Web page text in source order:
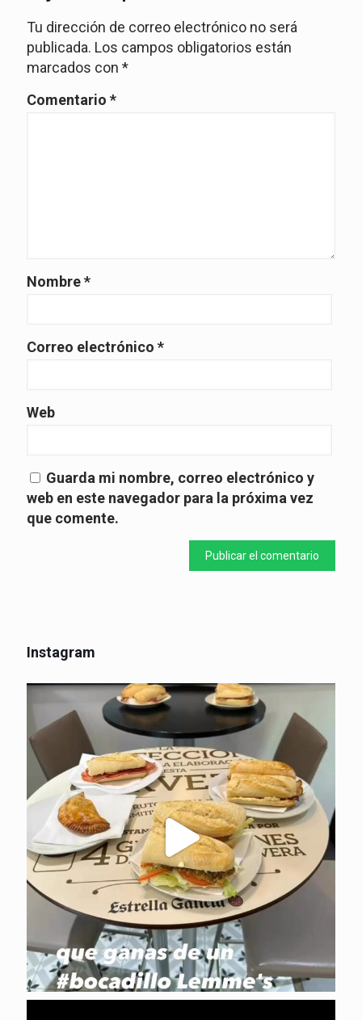
Tu dirección de correo electrónico no será
publicada. Los campos obligatorios están
marcados con *
Comentario *
Nombre*
Correo electrónico *
Web
Guarda mi nombre, correo electrónico y
web en este navegador para la próxima vez
que comente.
Instagram